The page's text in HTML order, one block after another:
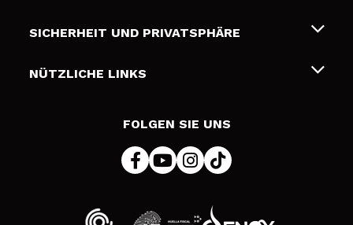
Geschenkkarten
Liefer- und Versandkosten
Zahlung
SICHERHEIT UND PRIVATSPHÄRE
Bedingungen und Datenschutz
NÜTZLICHE LINKS
FOLGEN SIE UNS